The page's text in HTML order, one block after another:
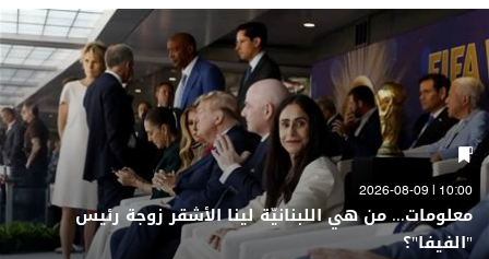
10:00 | 2026-08-09
معلومات... من هي اللبنانيّة لينا الأشقر زوجة رئيس
"الفيفا"؟